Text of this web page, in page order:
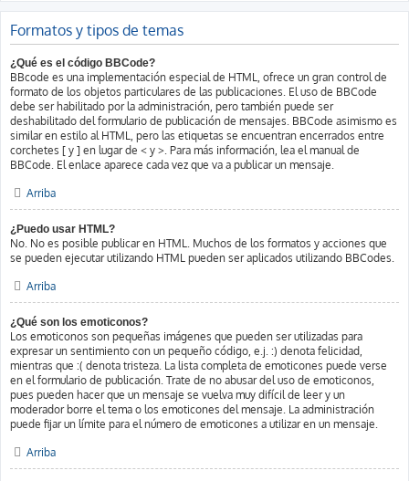
Formatos y tipos de temas
¿Qué es el código BBCode?
BBcode es una implementación especial de HTML, ofrece un gran control de
formato de los objetos particulares de las publicaciones. El uso de BBCode
debe ser habilitado por la administración, pero también puede ser
deshabilitado del formulario de publicación de mensajes. BBCode asimismo es
similar en estilo al HTML, pero las etiquetas se encuentran encerrados entre
corchetes [ y ] en lugar de < y >. Para más información, lea el manual de
BBCode. El enlace aparece cada vez que va a publicar un mensaje.
Arriba
¿Puedo usar HTML?
No. No es posible publicar en HTML. Muchos de los formatos y acciones que
se pueden ejecutar utilizando HTML pueden ser aplicados utilizando BBCodes.
Arriba
¿Qué son los emoticonos?
Los emoticonos son pequeñas imágenes que pueden ser utilizadas para
expresar un sentimiento con un pequeño código, e.j. :) denota felicidad,
mientras que :( denota tristeza. La lista completa de emoticones puede verse
en el formulario de publicación. Trate de no abusar del uso de emoticonos,
pues pueden hacer que un mensaje se vuelva muy difícil de leer y un
moderador borre el tema o los emoticones del mensaje. La administración
puede fijar un límite para el número de emoticones a utilizar en un mensaje.
Arriba